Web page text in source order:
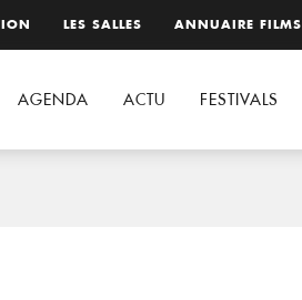
LES SALLES ANNUAIRE FILMS
AGENDA ACTU FESTIVALS